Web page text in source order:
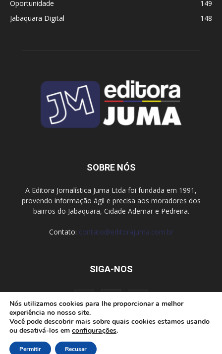
Oportunidade
149
Jabaquara Digital
148
SOBRE NÓS
A Editora Jornalística Juma Ltda foi fundada em 1991,
provendo informação ágil e precisa aos moradores dos
bairros do Jabaquara, Cidade Ademar e Pedreira.
Contato: contato@editorajuma.com.br
SIGA-NOS
Fale conosco
Nós utilizamos cookies para lhe proporcionar a melhor
experiência no nosso site.
Você pode descobrir mais sobre quais cookies estamos usando
ou desativá-los em configurações.
Permitir Recusar